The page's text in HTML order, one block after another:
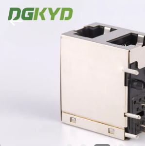
PRODOTTI
Keyouda
Electronic
Technology